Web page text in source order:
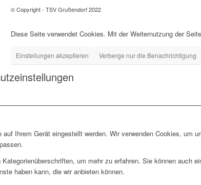
© Copyright - TSV Grußendorf 2022
Diese Seite verwendet Cookies. Mit der Weiternutzung der
Einstellungen akzeptieren Verberge nur die Benachrichtigung
auf Ihrem Gerät eingestellt werden. Wir verwenden Cookies,
um mehr zu erfahren. Sie können
haben kann, die wir anbieten können.